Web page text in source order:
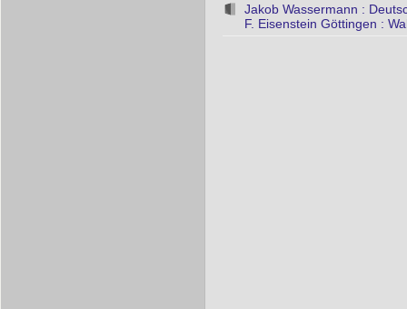
Jakob Wassermann :
F. Eisenstein Göttingen :